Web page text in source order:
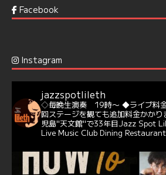
6 7 Twitter
@delightful_gang
バー♪♬
当店での演奏シーンもご覧いただ
#天文館ミリオネーション #ジャミ
https://youtu.be/
6 Twitter
Jazz Spot Lilet @jazzspotlileth ·
Facebook
Instagram
jazzspotlileth
◇毎晩生演奏 19時〜 ◆ライブ料
回ステージを観ても追加料金かかり
児島"天文館"で33年目Jazz Spot
Live Music Club Dining